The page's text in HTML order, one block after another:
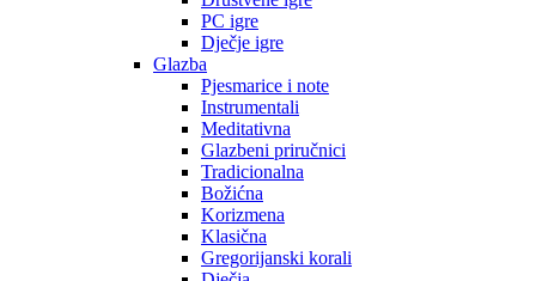
PC igre
Dječje igre
Glazba
Pjesmarice i note
Instrumentali
Meditativna
Glazbeni priručnici
Tradicionalna
Božićna
Korizmena
Klasična
Gregorijanski korali